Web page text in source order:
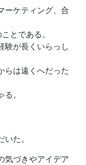
ーケティング、合
とである。
験が長くいらっし
らは遠くへだった
。
た。
気づきやアイデア